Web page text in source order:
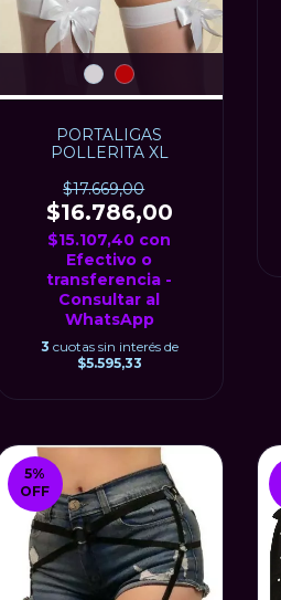
PORTALIGAS
POLLERITA XL
$17.669,00
$16.786,00
$15.107,40 con
Efectivo o
transferencia -
Consultar al
WhatsApp
3 cuotas sin interés de
$5.595,33
5%
OFF